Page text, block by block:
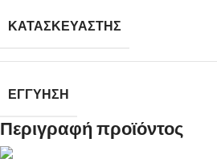
ΚΑΤΑΣΚΕΥΑΣΤΉΣ
ΕΓΓΎΗΣΗ
Περιγραφή προϊόντος